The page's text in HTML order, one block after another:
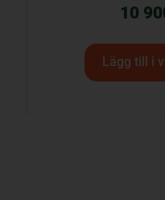
10
Lägg till i